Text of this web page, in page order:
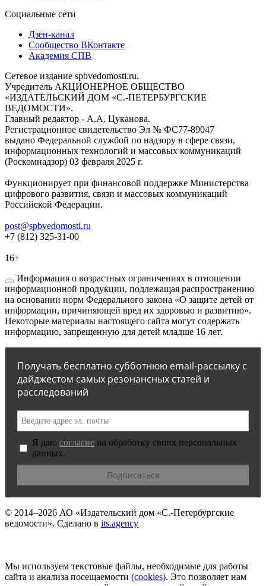
Социальные сети
Дзен-канал
Сообщество ВКонтакте
Академия СПВ
Сетевое издание spbvedomosti.ru.
Учредитель АКЦИОНЕРНОЕ ОБЩЕСТВО
«ИЗДАТЕЛЬСКИЙ ДОМ «С.-ПЕТЕРБУРГСКИЕ
ВЕДОМОСТИ».
Главный редактор - А.А. Цуканова.
Регистрационное свидетельство Эл № ФС77-89047
выдано Федеральной службой по надзору в сфере связи,
информационных технологий и массовых коммуникаций
(Роскомнадзор) 03 февраля 2025 г.
Функционирует при финансовой поддержке Министерства
цифрового развития, связи и массовых коммуникаций
Российской Федерации.
post@spbvedomosti.ru
+7 (812) 325-31-00
16+
Информация о возрастных ограничениях в отношении
информационной продукции, подлежащая распространению
на основании норм Федерального закона «О защите детей от
информации, причиняющей вред их здоровью и развитию».
Некоторые материалы настоящего сайта могут содержать
информацию, запрещенную для детей младше 16 лет.
Получать бесплатно субботнюю email-рассылку с
дайджестом самых резонансных статей и
расследований
Я даю согласие на обработку своих персональных
данных.
© 2014–2026 АО «Издательский дом «С.-Петербургские
ведомости». Сделано в its.agency
Мы используем текстовые файлы, необходимые для работы
сайта и анализа посещаемости (сookies). Это позволяет нам